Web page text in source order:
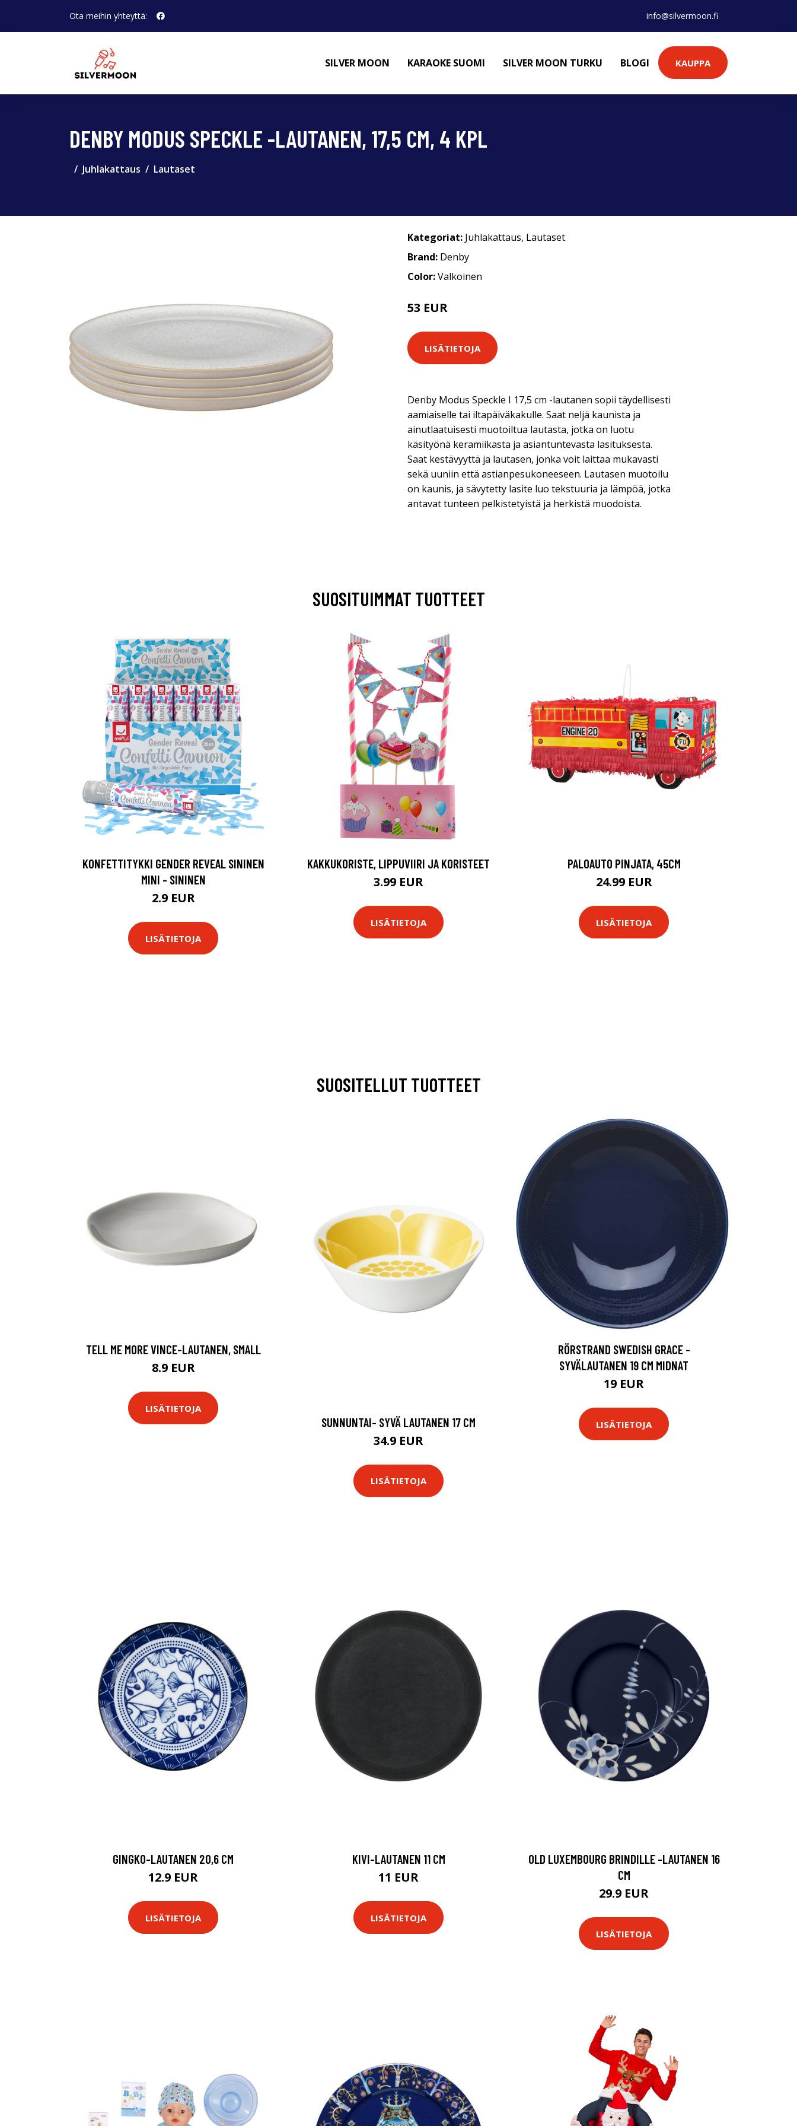
Ota meihin yhteyttä: info@silvermoon.fi
SILVER MOON KARAOKE SUOMI SILVER MOON TURKU BLOGI KAUPPA
DENBY MODUS SPECKLE -LAUTANEN, 17,5 CM, 4 KPL
Juhlakattaus Lautaset
Kategoriat: Juhlakattaus, Lautaset
Brand: Denby
Color:Valkoinen
53 EUR
LISÄTIETOJA
Denby Modus Speckle I 17,5 cm -lautanen sopii täydellisesti
aamiaiselle tai iltapäiväkakulle. Saat neljä kaunista ja
ainutlaatuisesti muotoiltua lautasta, jotka on luotu
käsityönä keramiikasta ja asiantuntevasta lasituksesta.
Saat kestävyyttä ja lautasen, jonka voit laittaa mukavasti
sekä uuniin että astianpesukoneeseen. Lautasen muotoilu
on kaunis, ja sävytetty lasite luo tekstuuria ja lämpöä, jotka
antavat tunteen pelkistetyistä ja herkistä muodoista.
SUOSITUIMMAT TUOTTEET
KONFETTITYKKI GENDER REVEAL SININEN
MINI - SININEN
2.9 EUR
LISÄTIETOJA
KAKKUKORISTE, LIPPUVIIRI JA KORISTEET
3.99 EUR
LISÄTIETOJA
PALOAUTO PINJATA, 45CM
24.99 EUR
LISÄTIETOJA
SUOSITELLUT TUOTTEET
TELL ME MORE VINCE-LAUTANEN, SMALL
8.9 EUR
LISÄTIETOJA
SUNNUNTAI- SYVÄ LAUTANEN 17 CM
34.9 EUR
LISÄTIETOJA
RÖRSTRAND SWEDISH GRACE -
SYVÄLAUTANEN 19 CM MIDNAT
19 EUR
LISÄTIETOJA
GINGKO-LAUTANEN 20,6 CM
12.9 EUR
LISÄTIETOJA
KIVI-LAUTANEN 11 CM
11 EUR
LISÄTIETOJA
OLD LUXEMBOURG BRINDILLE -LAUTANEN 16
CM
29.9 EUR
LISÄTIETOJA